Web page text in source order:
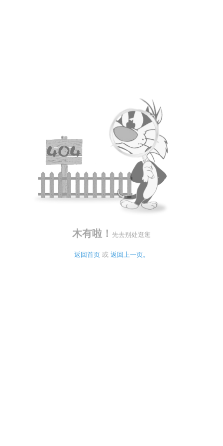
木有啦！ 先去别处逛逛
返回首页 或 返回上一页。